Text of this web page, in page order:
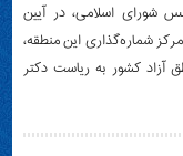
شورای اسلامی، در آیین
شماره‌گذاری این منطقه،
آزاد کشور به ریاست دکتر